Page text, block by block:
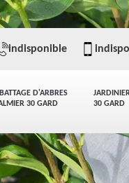
D'ARBRES
30 GARD
30 GARD
indisponible